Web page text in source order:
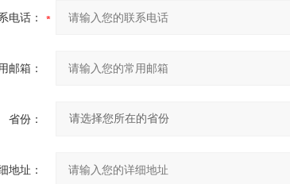
电话：
邮箱：
省份：
地址：